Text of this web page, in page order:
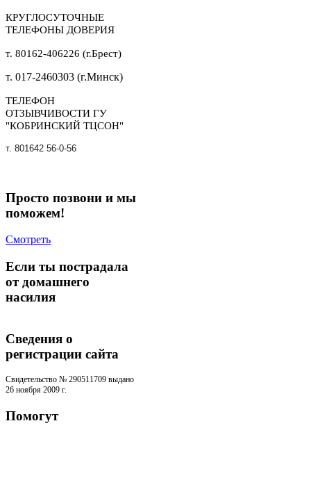
КРУГЛОСУТОЧНЫЕ
ТЕЛЕФОНЫ ДОВЕРИЯ
т. 80162-406226 (г.Брест)
т. 017-2460303 (г.Минск)
ТЕЛЕФОН
ОТЗЫВЧИВОСТИ ГУ
"КОБРИНСКИЙ ТЦСОН"
т. 801642 56-0-56
Просто позвони и мы
поможем!
Смотреть
Если ты пострадала
от домашнего
насилия
Сведения о
регистрации cайта
Свидетельство № 290511709 выдано
26 ноября 2009 г.
Помогут